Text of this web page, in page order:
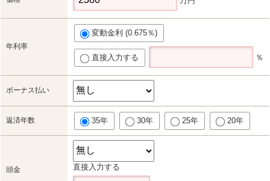
年利率
変動金利 (0.675％)
直接入力する ％
ボーナス払い
返済年数 35年 30年 25年 20年
頭金 直接入力する